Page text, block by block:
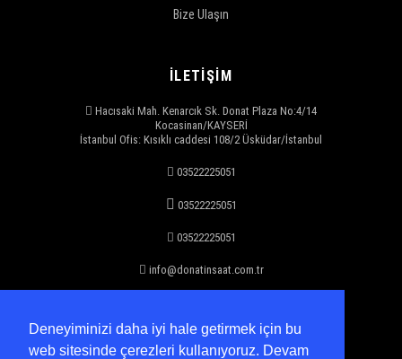
Deneyiminizi daha iyi hale getirmek için bu
web sitesinde çerezleri kullanıyoruz. Devam
Bize Ulaşın
İLETİŞİM
Hacısaki Mah. Kenarcık Sk. Donat Plaza No:4/14
Kocasinan/KAYSERİ
İstanbul Ofis: Kısıklı caddesi 108/2 Üsküdar/İstanbul
03522225051
03522225051
03522225051
info@donatinsaat.com.tr
ÇALIŞMA SAATLERİ